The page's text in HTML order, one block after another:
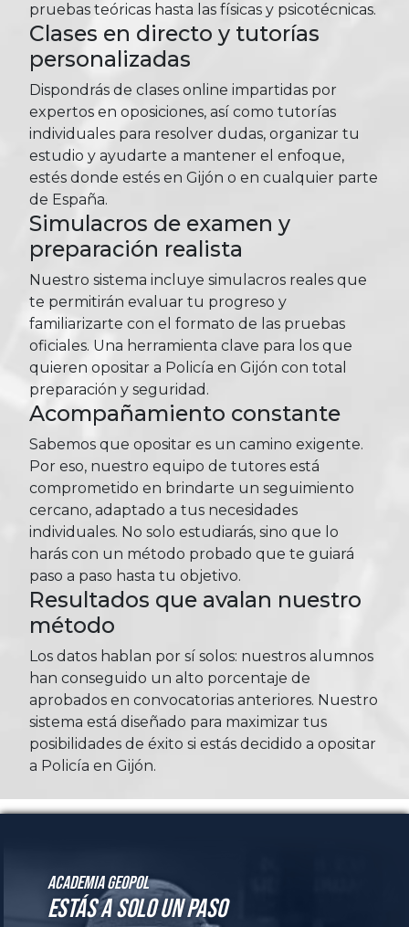
pruebas teóricas hasta las físicas y psicotécnicas.
Clases en directo y tutorías
personalizadas
Dispondrás de clases online impartidas por
expertos en oposiciones, así como tutorías
individuales para resolver dudas, organizar tu
estudio y ayudarte a mantener el enfoque,
estés donde estés en Gijón o en cualquier parte
de España.
Simulacros de examen y
preparación realista
Nuestro sistema incluye simulacros reales que
te permitirán evaluar tu progreso y
familiarizarte con el formato de las pruebas
oficiales. Una herramienta clave para los que
quieren opositar a Policía en Gijón con total
preparación y seguridad.
Acompañamiento constante
Sabemos que opositar es un camino exigente.
Por eso, nuestro equipo de tutores está
comprometido en brindarte un seguimiento
cercano, adaptado a tus necesidades
individuales. No solo estudiarás, sino que lo
harás con un método probado que te guiará
paso a paso hasta tu objetivo.
Resultados que avalan nuestro
método
Los datos hablan por sí solos: nuestros alumnos
han conseguido un alto porcentaje de
aprobados en convocatorias anteriores. Nuestro
sistema está diseñado para maximizar tus
posibilidades de éxito si estás decidido a opositar
a Policía en Gijón.
Academia GeoPol
Estás a solo un paso